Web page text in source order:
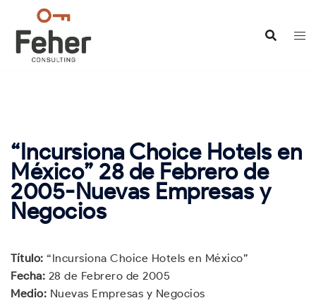
contenido
“Incursiona Choice Hotels en
México” 28 de Febrero de
2005-Nuevas Empresas y
Negocios
Título: “Incursiona Choice Hotels en México”
Fecha: 28 de Febrero de 2005
Medio: Nuevas Empresas y Negocios